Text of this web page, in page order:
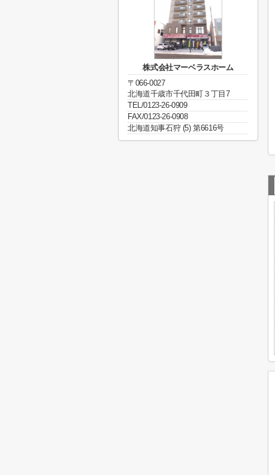
​株式会社マーベラスホーム
〒066-0027
北海道千歳市千代田町３丁目7
TEL/0123-26-0909
FAX/0123-26-0908
北海道知事石狩 (5) 第6616号